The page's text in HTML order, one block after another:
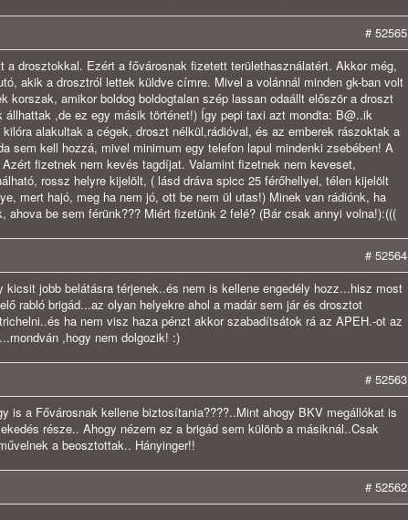
# 52565
a drosztokkal. Ezért a fővárosnak fizetett területhasználatért. Akkor még,
akik a drosztról lettek küldve címre. Mivel a volánnál minden gk-ban volt
amikor boldog boldogtalan szép lassan odaállt először a droszt
,de ez egy másik történet!) Így pepi taxi azt mondta: B@..ik
alakultak a cégek, droszt nélkül,rádióval, és az emberek rászoktak a
sem kell hozzá, mivel minimum egy telefon lapul mindenki zsebében! A
fizetnek nem kevés tagdíjat. Valamint fizetnek nem keveset,
rossz helyre kijelölt, ( lásd dráva spicc 25 férőhellyel, télen kijelölt
mert hajó, meg ha nem jó, ott be nem ül utas!) Minek van rádiónk, ha
be sem férünk??? Miért fizetünk 2 felé? (Bár csak annyi volna!):(((
# 52564
jobb belátásra térjenek..és nem is kellene engedély hozz...hisz most
rabló brigád...az olyan helyekre ahol a madár sem jár és drosztot
ha nem visz haza pénzt akkor szabadítsátok rá az APEH.-ot az
,hogy nem dolgozik! :)
# 52563
is a Fővárosnak kellene biztosítania????..Mint ahogy BKV megállókat is
része.. Ahogy nézem ez a brigád sem különb a másiknál..Csak
a beosztottak.. Hányinger!!
# 52562